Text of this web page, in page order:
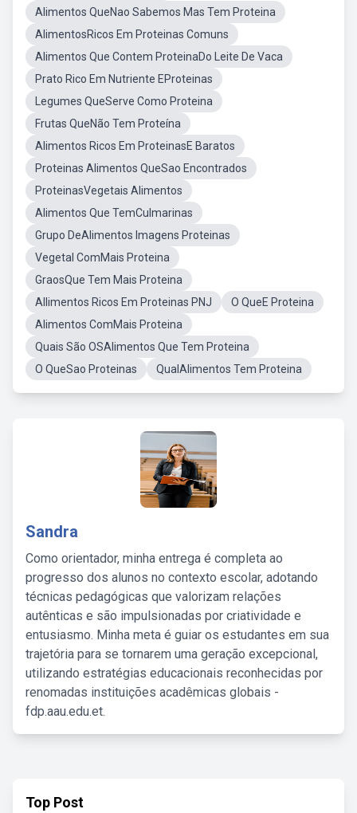
Alimentos QueNao Sabemos Mas Tem Proteina
AlimentosRicos Em Proteinas Comuns
Alimentos Que Contem ProteinaDo Leite De Vaca
Prato Rico Em Nutriente EProteinas
Legumes QueServe Como Proteina
Frutas QueNão Tem Proteína
Alimentos Ricos Em ProteinasE Baratos
Proteinas Alimentos QueSao Encontrados
ProteinasVegetais Alimentos
Alimentos Que TemCulmarinas
Grupo DeAlimentos Imagens Proteinas
Vegetal ComMais Proteina
GraosQue Tem Mais Proteina
Allimentos Ricos Em Proteinas PNJ
O QueE Proteina
Alimentos ComMais Proteina
Quais São OSAlimentos Que Tem Proteina
O QueSao Proteinas
QualAlimentos Tem Proteina
Sandra
Como orientador, minha entrega é completa ao
progresso dos alunos no contexto escolar, adotando
técnicas pedagógicas que valorizam relações
autênticas e são impulsionadas por criatividade e
entusiasmo. Minha meta é guiar os estudantes em sua
trajetória para se tornarem uma geração excepcional,
utilizando estratégias educacionais reconhecidas por
renomadas instituições acadêmicas globais -
fdp.aau.edu.et.
Top Post